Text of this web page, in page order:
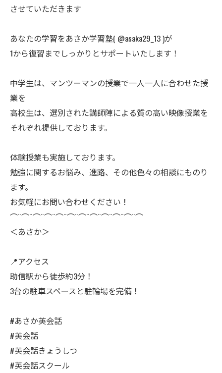
させていただきます
あなたの学習をあさか学習塾( @asaka29_13 )が
1から復習までしっかりとサポートいたします！
中学生は、マンツーマンの授業で一人一人に合わせた授
業を
高校生は、選別された講師陣による質の高い映像授業を
それぞれ提供しております。
体験授業も実施しております。
勉強に関するお悩み、進路、その他色々の相談にものり
ます。
お気軽にお問い合わせください！
⌒¨⌒¨⌒¨⌒¨⌒¨⌒¨⌒¨⌒¨⌒¨⌒¨⌒¨⌒
＜あさか＞
📍アクセス
助信駅から徒歩約3分！
3台の駐車スペースと駐輪場を完備！
#あさか英会話
#英会話
#英会話きょうしつ
#英会話スクール